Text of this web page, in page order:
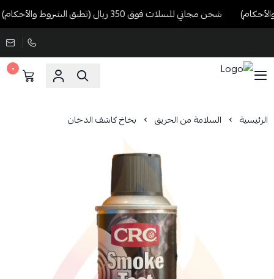
شحن مجاني للسلات فوق 350 ريال (تطبق الشروط والأحكام)
٠
الرئيسية السلامة من الحريق بخاخ كاشف الدخان